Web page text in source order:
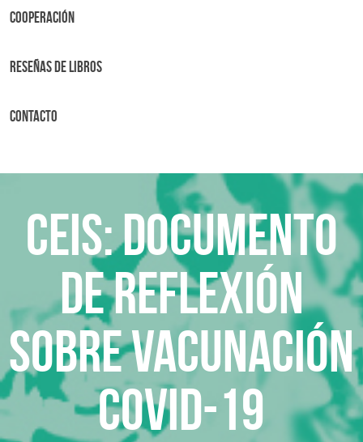
Cooperación
Reseñas de libros
Contacto
CEIS: Documento
de reflexión
sobre vacunación
Covid-19